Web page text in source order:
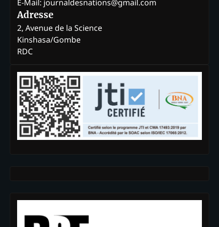
E-Mail: journaldesnations@gmail.com
Adresse
2, Avenue de la Science
Kinshasa/Gombe
RDC